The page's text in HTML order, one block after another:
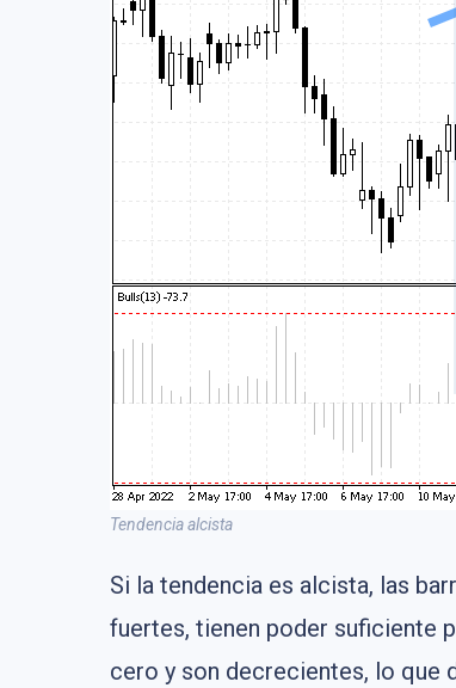
Tendencia alcista
Si la tendencia es alcista, las
fuertes, tienen poder suficiente
cero y son decrecientes, lo que